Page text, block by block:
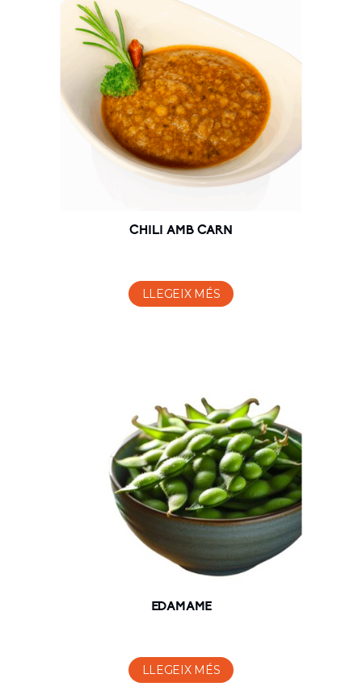
CHILI AMB CARN
LLEGEIX MÉS
EDAMAME
LLEGEIX MÉS